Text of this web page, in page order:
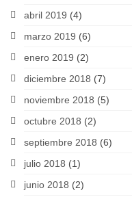
abril 2019 (4)
marzo 2019 (6)
enero 2019 (2)
diciembre 2018 (7)
noviembre 2018 (5)
octubre 2018 (2)
septiembre 2018 (6)
julio 2018 (1)
junio 2018 (2)